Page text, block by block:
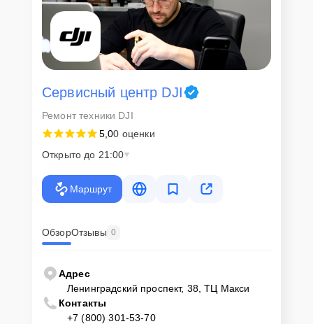
Сервисный центр DJI
Ремонт техники DJI
5,00 оценки
Открыто до 21:00
Маршрут
ОбзорОтзывы 0
Адрес
Ленинградский проспект, 38, ТЦ Макси
Контакты
+7 (800) 301-53-70